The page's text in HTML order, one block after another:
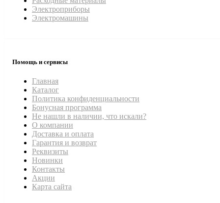
Электроприборы
Электромашины
Помощь и сервисы
Главная
Каталог
Политика конфиденциальности
Бонусная программа
Не нашли в наличии, что искали?
О компании
Доставка и оплата
Гарантия и возврат
Реквизиты
Новинки
Контакты
Акции
Карта сайта